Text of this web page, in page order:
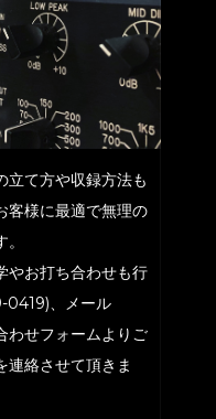
立て方や収録方法も
客様に最適で無理の
やお打ち合わせも行
0419)、メール
せフォームよりご
連絡させて頂きま